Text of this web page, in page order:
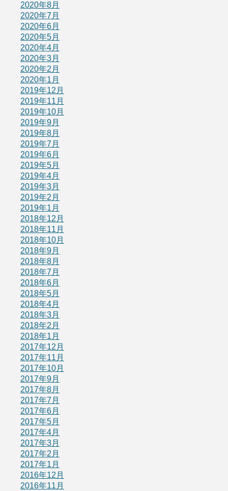
2020年8月
2020年7月
2020年6月
2020年5月
2020年4月
2020年3月
2020年2月
2020年1月
2019年12月
2019年11月
2019年10月
2019年9月
2019年8月
2019年7月
2019年6月
2019年5月
2019年4月
2019年3月
2019年2月
2019年1月
2018年12月
2018年11月
2018年10月
2018年9月
2018年8月
2018年7月
2018年6月
2018年5月
2018年4月
2018年3月
2018年2月
2018年1月
2017年12月
2017年11月
2017年10月
2017年9月
2017年8月
2017年7月
2017年6月
2017年5月
2017年4月
2017年3月
2017年2月
2017年1月
2016年12月
2016年11月